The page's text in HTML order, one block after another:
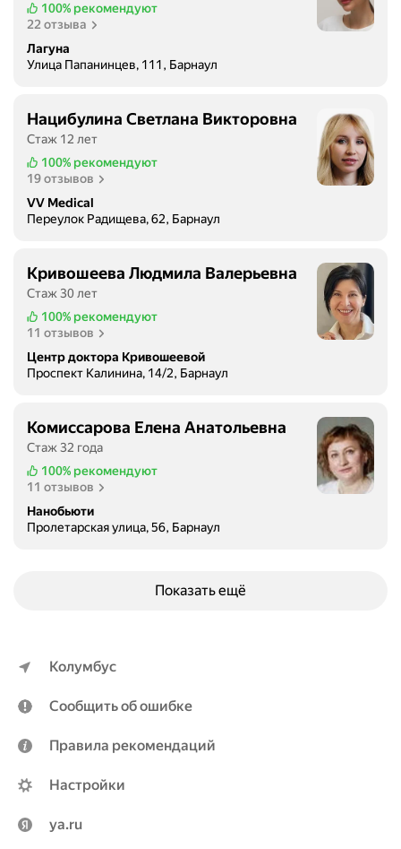
100% рекомендуют
22 отзыва
Лагуна
Улица Папанинцев, 111, Барнаул
Нацибулина Светлана Викторовна
Стаж 12 лет
100% рекомендуют
19 отзывов
VV Medical
Переулок Радищева, 62, Барнаул
Кривошеева Людмила Валерьевна
Стаж 30 лет
100% рекомендуют
11 отзывов
Центр доктора Кривошеевой
Проспект Калинина, 14/2, Барнаул
Комиссарова Елена Анатольевна
Стаж 32 года
100% рекомендуют
11 отзывов
Нанобьюти
Пролетарская улица, 56, Барнаул
Показать ещё
Колумбус
Сообщить об ошибке
Правила рекомендаций
Настройки
ya.ru